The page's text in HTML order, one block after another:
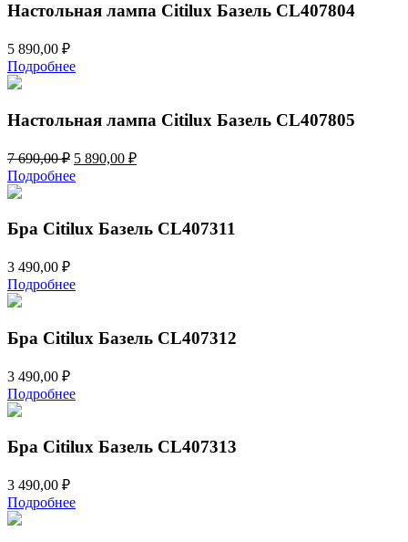
Настольная лампа Citilux Базель CL407804
5 890,00 ₽
Подробнее
Настольная лампа Citilux Базель CL407805
7 690,00₽ Первоначальная
цена
составляла
690,00 ₽.
5 890,00 ₽Текущая
Подробнее
Бра Citilux Базель CL407311
3 490,00 ₽
Подробнее
Бра Citilux Базель CL407312
3 490,00 ₽
Подробнее
Бра Citilux Базель CL407313
3 490,00 ₽
Подробнее